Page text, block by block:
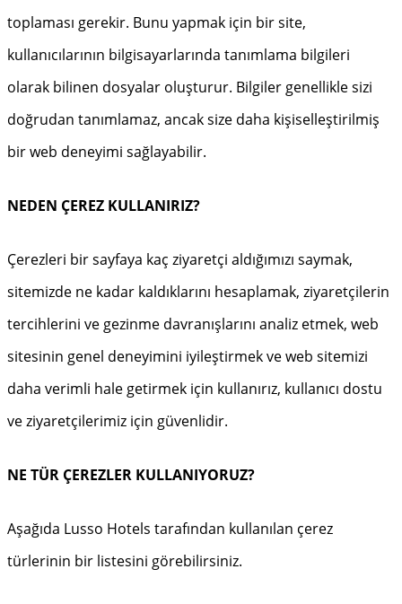
toplaması gerekir. Bunu yapmak için bir site,
kullanıcılarının bilgisayarlarında tanımlama bilgileri
olarak bilinen dosyalar oluşturur. Bilgiler genellikle sizi
doğrudan tanımlamaz, ancak size daha kişiselleştirilmiş
bir web deneyimi sağlayabilir.
NEDEN ÇEREZ KULLANIRIZ?
Çerezleri bir sayfaya kaç ziyaretçi aldığımızı saymak,
sitemizde ne kadar kaldıklarını hesaplamak, ziyaretçilerin
tercihlerini ve gezinme davranışlarını analiz etmek, web
sitesinin genel deneyimini iyileştirmek ve web sitemizi
daha verimli hale getirmek için kullanırız, kullanıcı dostu
ve ziyaretçilerimiz için güvenlidir.
NE TÜR ÇEREZLER KULLANIYORUZ?
Aşağıda Lusso Hotels tarafından kullanılan çerez
türlerinin bir listesini görebilirsiniz.